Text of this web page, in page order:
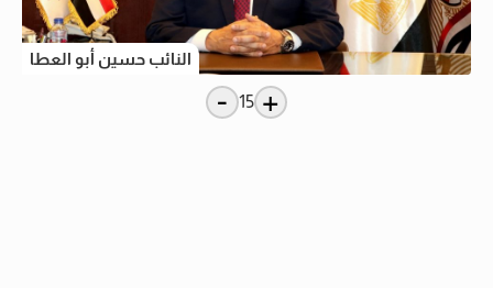
النائب حسين أبو العطا
+
15
-